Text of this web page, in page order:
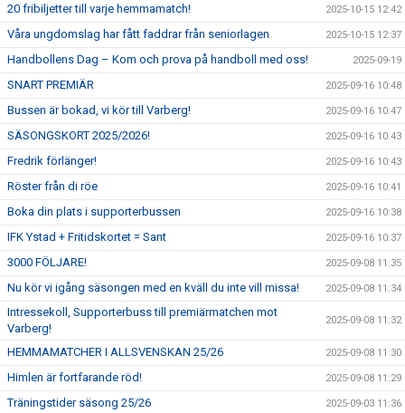
20 fribiljetter till varje hemmamatch! 2025-10-15 12:42
Våra ungdomslag har fått faddrar från seniorlagen 2025-10-15 12:37
Handbollens Dag – Kom och prova på handboll med oss! 2025-09-19
SNART PREMIÄR 2025-09-16 10:48
Bussen är bokad, vi kör till Varberg! 2025-09-16 10:47
SÄSONGSKORT 2025/2026! 2025-09-16 10:43
Fredrik förlänger! 2025-09-16 10:43
Röster från di röe 2025-09-16 10:41
Boka din plats i supporterbussen 2025-09-16 10:38
IFK Ystad + Fritidskortet = Sant 2025-09-16 10:37
3000 FÖLJARE! 2025-09-08 11:35
Nu kör vi igång säsongen med en kväll du inte vill missa! 2025-09-08 11:34
Intressekoll, Supporterbuss till premiärmatchen mot
Varberg!
2025-09-08 11:32
HEMMAMATCHER I ALLSVENSKAN 25/26 2025-09-08 11:30
Himlen är fortfarande röd! 2025-09-08 11:29
Träningstider säsong 25/26 2025-09-03 11:36